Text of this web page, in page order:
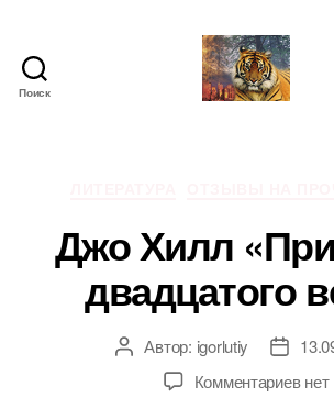
Поиск
Джо Хилл
двадцатого
Автор
записи
Автор: igorlutiy
Дата
Комментариевк
нет